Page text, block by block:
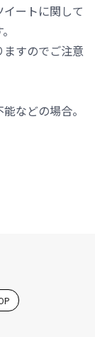
ートに関して
すのでご注意
などの場合。